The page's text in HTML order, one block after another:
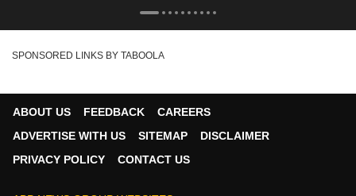
SPONSORED LINKS BY TABOOLA
ABOUT US FEEDBACK
CAREERS
ADVERTISE WITH US
SITEMAP
DISCLAIMER
PRIVACY POLICY
CONTACT US